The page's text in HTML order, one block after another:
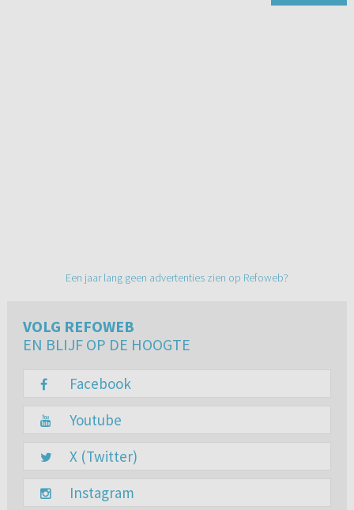
Een jaar lang geen advertenties zien op Refoweb?
VOLG REFOWEB
EN BLIJF OP DE HOOGTE
Facebook
Youtube
X (Twitter)
Instagram